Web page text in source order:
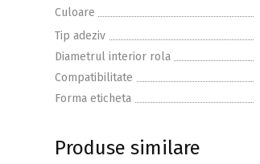
Culoare
Tip adeziv
Diametrul interior rola
Compatibilitate
Forma eticheta
Produse similare